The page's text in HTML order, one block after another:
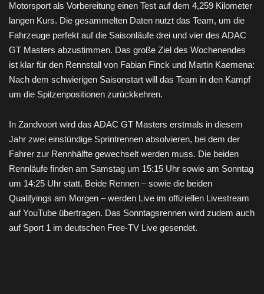
Motorsport als Vorbereitung einen Test auf dem 4,259 Kilometer
langen Kurs. Die gesammelten Daten nutzt das Team, um die
Fahrzeuge perfekt auf die Saisonläufe drei und vier des ADAC
GT Masters abzustimmen. Das große Ziel des Wochenendes
ist klar für den Rennstall von Fabian Finck und Martin Kaemena:
Nach dem schwierigen Saisonstart will das Team in den Kampf
um die Spitzenpositionen zurückkehren.
In Zandvoort wird das ADAC GT Masters erstmals in diesem
Jahr zwei einstündige Sprintrennen absolvieren, bei dem der
Fahrer zur Rennhälfte gewechselt werden muss. Die beiden
Rennläufe finden am Samstag um 15:15 Uhr sowie am Sonntag
um 14:25 Uhr statt. Beide Rennen – sowie die beiden
Qualifyings am Morgen – werden Live im offiziellen Livestream
auf YouTube übertragen. Das Sonntagsrennen wird zudem auch
auf Sport 1 im deutschen Free-TV Live gesendet.